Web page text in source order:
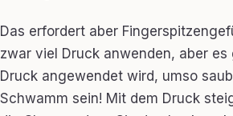
Das erfordert aber
zwar viel Druck anwenden, aber es
Druck angewendet wird, umso
Schwamm sein! Mit dem Druck